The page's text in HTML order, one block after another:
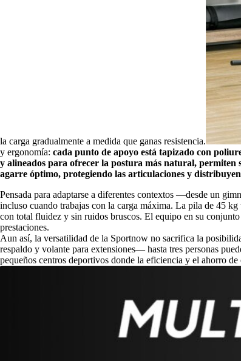
la carga gradualmente a medida que ganas resistencia.
y ergonomía: cada punto de apoyo está tapizado con
y alineados para ofrecer la postura más natural, permiten
agarre óptimo, protegiendo las articulaciones y
Pensada para adaptarse a diferentes contextos —desde un
incluso cuando trabajas con la carga máxima. La pila de 45
con total fluidez y sin ruidos bruscos. El equipo en su
prestaciones.
Aun así, la versatilidad de la Sportnow no sacrifica la
respaldo y volante para extensiones— hasta tres personas
pequeños centros deportivos donde la eficiencia y el ahorro de